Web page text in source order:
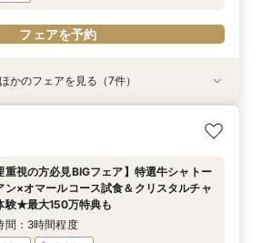
フェアを予約
数で叶える結婚式】ゲストに感謝を伝える
ホームWD
〜
12:00〜
〜
17:00〜
〜
重視の方必見BIGフェア】特選牛シャトー
ン×オマールコース試食＆クリスタルチャ
間：3時間程度
〜
12:00〜
〜
17:00〜
ト婚・挙式のみ・家族婚もOK】結婚準備
も相談会◆
〜
12:00〜
〜
17:00〜
〜
目以降の見学の方】見積比較！会場＆料理
相談会＼ドレス最大35万優待など最大150
×オマールなどコース試食◆じっくり相談
間：3時間程度
〜
12:00〜
〜
17:00〜
あり
70名おすすめ会場】豪華試食×チャペル
見学×じっくり見積相談｜来館7万ギフト
間：3時間程度
〜
12:00〜
〜
17:00〜
あり
て見学に】マイナビ限定★最大150万円特
館7万ギフト｜豪華4万円分フレンチ試食
間：3時間程度
〜
12:00〜
〜
17:00〜
挙式ORチャペル挙式》【来館でアマギフ1
最大7万ギフト×最大150万特典】緑溢れる
宅見学×4万円相当フルコース試食付◎マ
限定BIG
間：3時間程度
〜
12:00〜
〜
17:00〜
かのフェアを見る（7件）
重視の方必見BIGフェア】特選牛シャトー
ン×オマールコース試食＆クリスタルチャ
験★最大150万特典も
間：3時間程度